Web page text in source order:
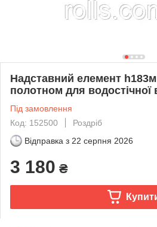
Надставний елемент
полотном для
Під замовлення
Код: 152500
Роздріб
Відправка з 22 серпня 2026
3 180 ₴